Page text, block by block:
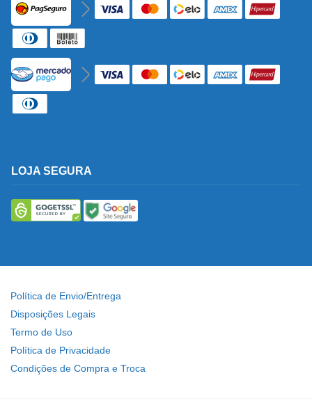
LOJA SEGURA
Política de Envio/Entrega
Disposições Legais
Termo de Uso
Política de Privacidade
Condições de Compra e Troca